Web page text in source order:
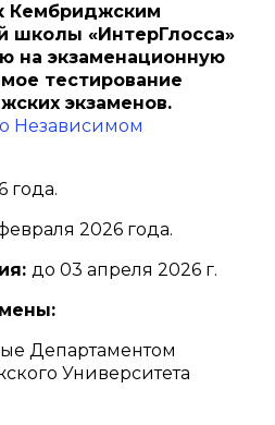
Кембриджским
школы «ИнтерГлосса»
на экзаменационную
тестирование
экзаменов.
Независимом
года.
2026 года.
до 03 апреля 2026 г.
Департаментом
Университета